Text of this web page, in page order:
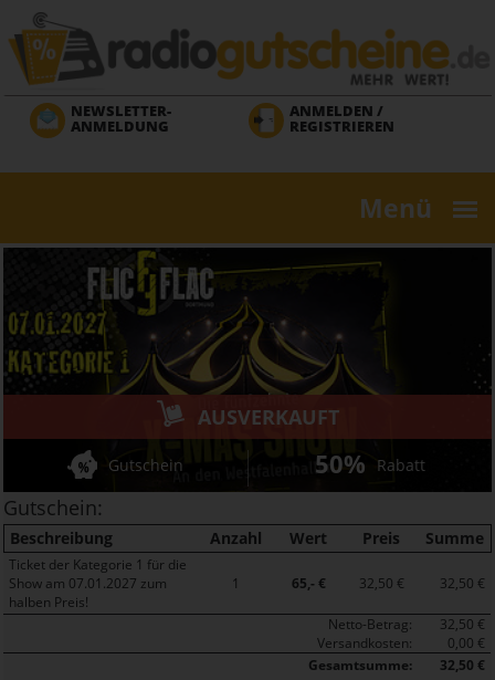
Direkt
zum
Inhalt
NEWSLETTER-
ANMELDUNG
ANMELDEN /
REGISTRIEREN
Menü
AUSVERKAUFT
Gutschein 50% Rabatt
Gutschein:
Beschreibung Anzahl Wert Preis Summe
Ticket der Kategorie 1 für die
Show am 07.01.2027 zum
halben Preis!
1 65,- € 32,50 € 32,50 €
Netto-Betrag:
32,50 €
Versandkosten:
0,00 €
Gesamtsumme:
32,50 €